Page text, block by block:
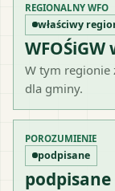
REGIONALNY WFO
właściwy
W tym regionie
dla gminy.
POROZUMIENIE
podpisane
podpisane